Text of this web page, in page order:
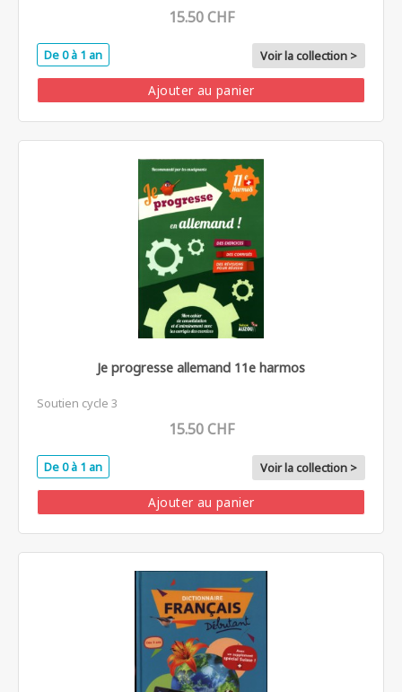
15.50 CHF
De 0 à 1 an Voir la collection >
Ajouter au panier
Je progresse allemand 11e harmos
Soutien cycle 3
15.50 CHF
De 0 à 1 an Voir la collection >
Ajouter au panier